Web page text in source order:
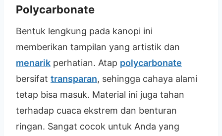
Polycarbonate
Bentuk lengkung pada kanopi ini
memberikan tampilan yang artistik dan
menarik perhatian. Atap polycarbonate
bersifat transparan, sehingga cahaya alami
tetap bisa masuk. Material ini juga tahan
terhadap cuaca ekstrem dan benturan
ringan. Sangat cocok untuk Anda yang